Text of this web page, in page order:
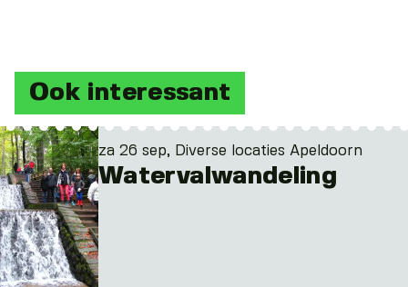
Ook interessant
za 26 sep, Diverse locaties Apeldoorn
Watervalwandeling